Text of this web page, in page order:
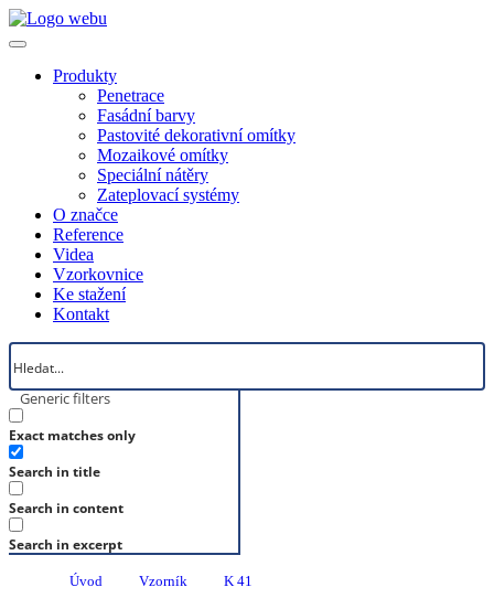
Produkty
Penetrace
Fasádní barvy
Pastovité dekorativní omítky
Mozaikové omítky
Speciální nátěry
Zateplovací systémy
O značce
Reference
Videa
Vzorkovnice
Ke stažení
Kontakt
Generic filters
Exact matches only
Search in title
Search in content
Search in excerpt
Úvod Vzorník K 41